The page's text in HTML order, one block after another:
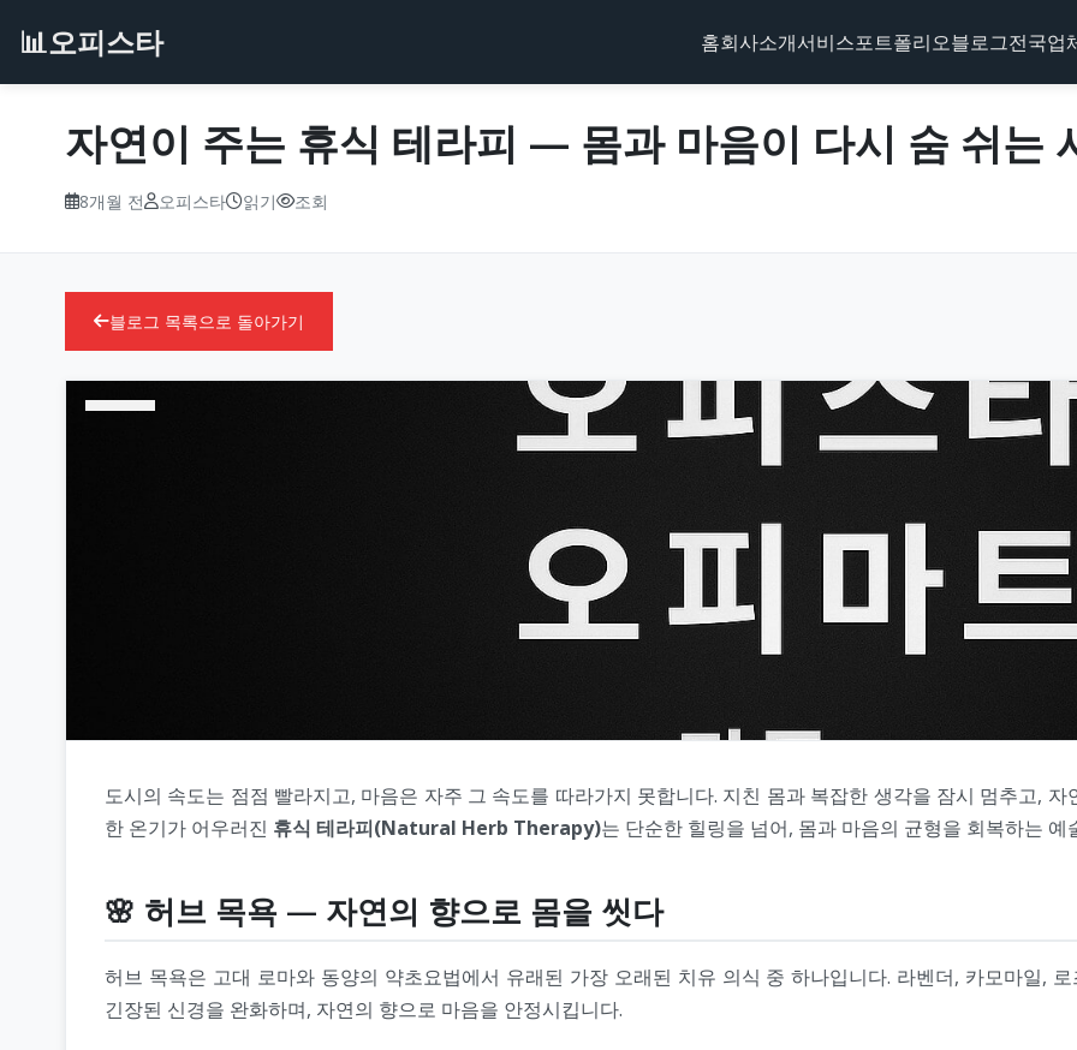
📊오피스타 홈회사소개서비스포트폴리오블로그전국업
자연이 주는 휴식 테라피 — 몸과 마음이 다시 숨 쉬는
8개월 전 오피스타 읽기 조회
블로그 목록으로 돌아가기
도시의 속도는 점점 빨라지고, 마음은 자주 그 속도를 따라가지 못합니다. 지친 몸과 복잡한 생각을 잠시 멈추고,
한 온기가 어우러진 휴식 테라피(Natural Herb Therapy)는 단순한 힐링을 넘어, 몸과 마음의 균형을 회복하는 예
🌸 허브 목욕 — 자연의 향으로 몸을 씻다
허브 목욕은 고대 로마와 동양의 약초요법에서 유래된 가장 오래된 치유 의식 중 하나입니다. 라벤더, 카모마일,
긴장된 신경을 완화하며, 자연의 향으로 마음을 안정시킵니다.